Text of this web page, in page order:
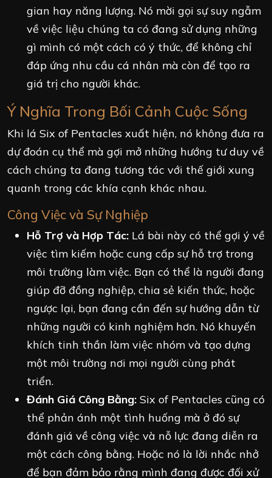
gian hay năng lượng. Nó mời gọi sự suy ngẫm
về việc liệu chúng ta có đang sử dụng những
gì mình có một cách có ý thức, để không chỉ
đáp ứng nhu cầu cá nhân mà còn để tạo ra
giá trị cho người khác.
Ý Nghĩa Trong Bối Cảnh Cuộc Sống
Khi lá Six of Pentacles xuất hiện, nó không đưa ra
dự đoán cụ thể mà gợi mở những hướng tư duy về
cách chúng ta đang tương tác với thế giới xung
quanh trong các khía cạnh khác nhau.
Công Việc và Sự Nghiệp
Hỗ Trợ và Hợp Tác: Lá bài này có thể gợi ý về
việc tìm kiếm hoặc cung cấp sự hỗ trợ trong
môi trường làm việc. Bạn có thể là người đang
giúp đỡ đồng nghiệp, chia sẻ kiến thức, hoặc
ngược lại, bạn đang cần đến sự hướng dẫn từ
những người có kinh nghiệm hơn. Nó khuyến
khích tinh thần làm việc nhóm và tạo dựng
một môi trường nơi mọi người cùng phát
triển.
Đánh Giá Công Bằng: Six of Pentacles cũng có
thể phản ánh một tình huống mà ở đó sự
đánh giá về công việc và nỗ lực đang diễn ra
một cách công bằng. Hoặc nó là lời nhắc nhở
để bạn đảm bảo rằng mình đang được đối xử